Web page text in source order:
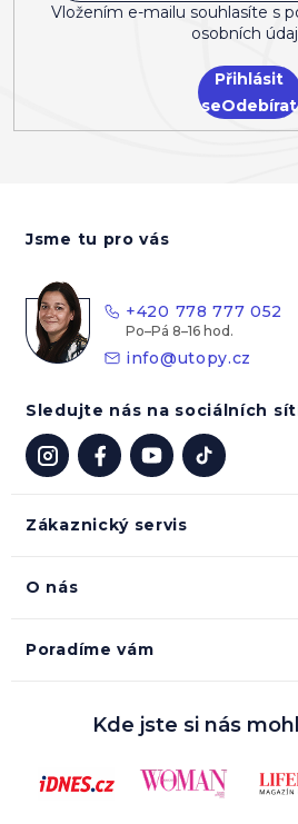
Vložením e-mailu souhlasíte s
osobních
Přihlásit
se
Zákaznický servis
O nás
Poradíme vám
Jsme tu pro vás
+420 778 777 052
info@utopy.cz
Sledujte nás na sociálních
Kde jste si nás